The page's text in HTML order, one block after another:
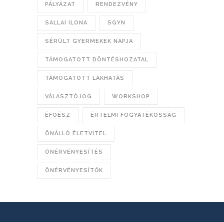
PÁLYÁZAT RENDEZVÉNY
SALLAI ILONA SGYN
SÉRÜLT GYERMEKEK NAPJA
TÁMOGATOTT DÖNTÉSHOZATAL
TÁMOGATOTT LAKHATÁS
VÁLASZTÓJOG WORKSHOP
ÉFOÉSZ ÉRTELMI FOGYATÉKOSSÁG
ÖNÁLLÓ ÉLETVITEL
ÖNÉRVÉNYESÍTÉS
ÖNÉRVÉNYESÍTŐK